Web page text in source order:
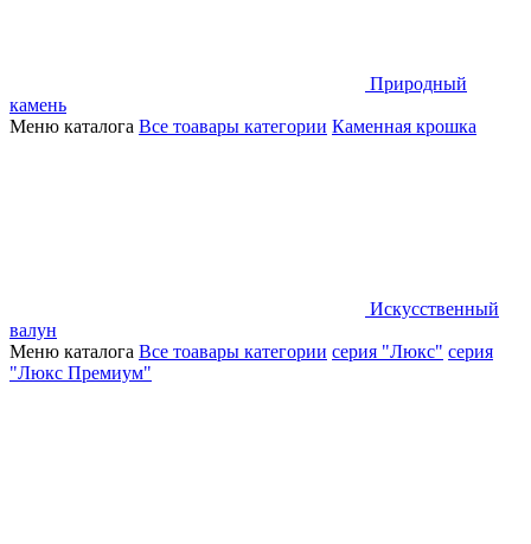
Природный
камень
Меню каталога Все тоавары категории Каменная крошка
Искусственный
валун
Меню каталога Все тоавары категории серия "Люкс" серия
"Люкс Премиум"